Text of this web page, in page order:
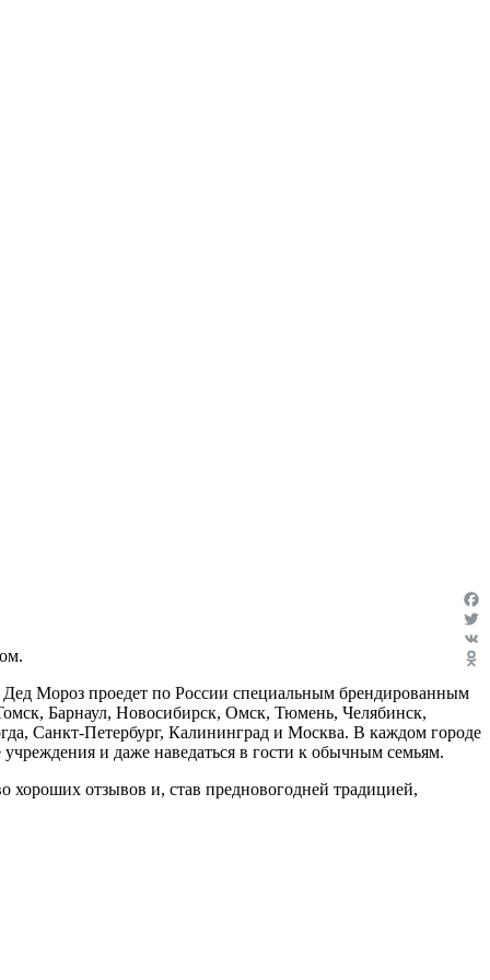
VK
Дед Мороз проедет по России специальным брендированным
Барнаул, Новосибирск, Омск, Тюмень, Челябинск,
Санкт-Петербург, Калининград и Москва. В каждом городе
и даже наведаться в гости к обычным семьям.
отзывов и, став предновогодней традицией,